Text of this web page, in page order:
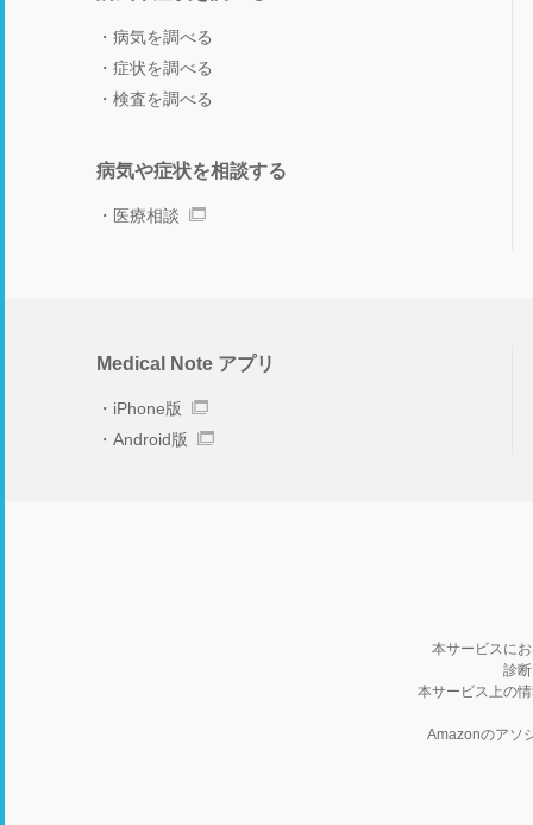
病気を調べる
症状を調べる
検査を調べる
病気や症状を相談する
医療相談
Medical Note アプリ
iPhone版
Android版
本サービスに
診
本サービス上の
Amazonのアソ